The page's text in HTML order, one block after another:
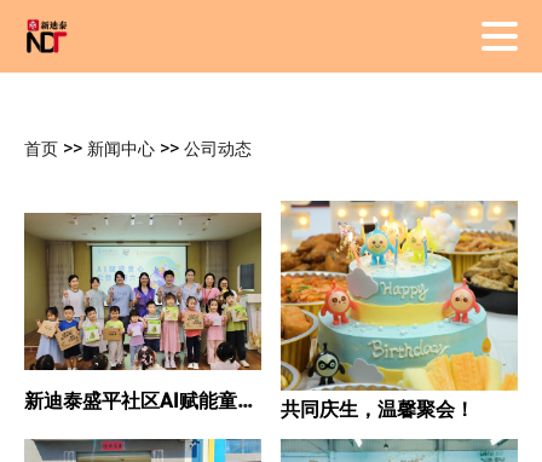
首页 >> 新闻中心 >> 公司动态
新迪泰盛平社区AI赋能童心
公益温暖六一
共同庆生，温馨聚会！